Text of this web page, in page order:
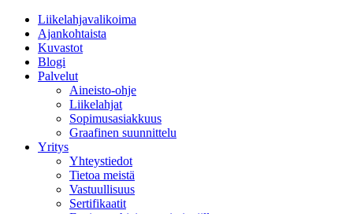
Liikelahjavalikoima
Ajankohtaista
Kuvastot
Blogi
Palvelut
Aineisto-ohje
Liikelahjat
Sopimusasiakkuus
Graafinen suunnittelu
Yritys
Yhteystiedot
Tietoa meistä
Vastuullisuus
Sertifikaatit